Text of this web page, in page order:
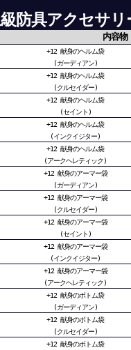
防具アクセサ
内容物
+12 献身のヘルム袋
(ガーディアン)
+12 献身のヘルム袋
(クルセイダー)
+12 献身のヘルム袋
(セイント)
+12 献身のヘルム袋
(インクイジター)
+12 献身のヘルム袋
(アークヘレティック)
+12 献身のアーマー袋
(ガーディアン)
+12 献身のアーマー袋
(クルセイダー)
+12 献身のアーマー袋
(セイント)
+12 献身のアーマー袋
(インクイジター)
+12 献身のアーマー袋
(アークヘレティック)
+12 献身のボトム袋
(ガーディアン)
+12 献身のボトム袋
(クルセイダー)
+12 献身のボトム袋